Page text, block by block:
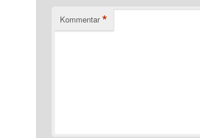
Kommentar *